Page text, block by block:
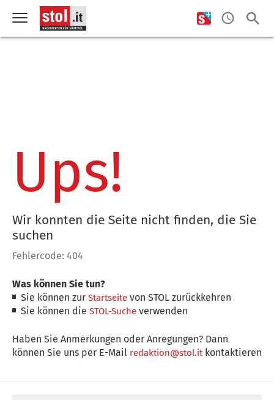
Ups!
Wir konnten die Seite nicht finden, die Sie
suchen
Fehlercode: 404
Was können Sie tun?
Sie können zurStartseite von STOL zurückkehren
Sie können dieSTOL-Suche verwenden
Haben Sie Anmerkungen oder Anregungen? Dann
können Sie uns per E-Mail redaktion@stol.itkontaktieren